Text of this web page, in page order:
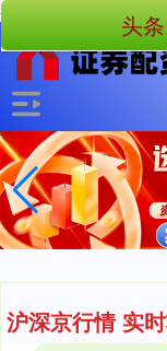
-->
沪深京行情 实
头条